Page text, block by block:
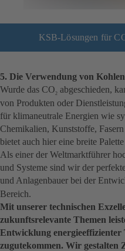
KSB-Lösungen für
5. Die Verwendung von
Wurde das CO2 abgeschieden,
von Produkten oder
für klimaneutrale Energien wie
Chemikalien, Kunststoffe,
bietet auch hier eine breite
Als einer der Weltmarktführer
und Systeme sind wir der
und Anlagenbauer bei der
Bereich.
Mit unserer technischen
zukunftsrelevante Themen
Entwicklung energieeffizienter
zugutekommen. Wir